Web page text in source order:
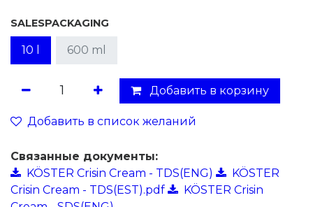
SALESPACKAGING
10 l 600 ml
Добавить в корзину
Добавить в список желаний
Связанные документы:
KÖSTER Crisin Cream - TDS(ENG)
KÖSTER
Crisin Cream - TDS(EST).pdf
KÖSTER Crisin